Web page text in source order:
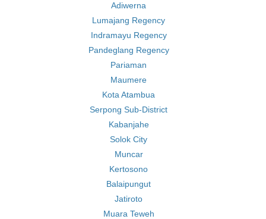
Adiwerna
Lumajang Regency
Indramayu Regency
Pandeglang Regency
Pariaman
Maumere
Kota Atambua
Serpong Sub-District
Kabanjahe
Solok City
Muncar
Kertosono
Balaipungut
Jatiroto
Muara Teweh